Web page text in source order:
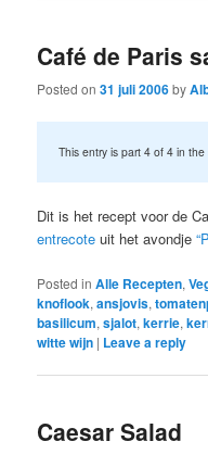
Café de Paris
Posted on31 juli 2006by
This entry is part 4 of 4 in the
Dit is het recept voor de
entrecote uit het avondje
Posted in Alle Recepten,
knoflook,ansjovis,
basilicum,sjalot,kerrie,
witte wijn | Leave a reply
Caesar Salad